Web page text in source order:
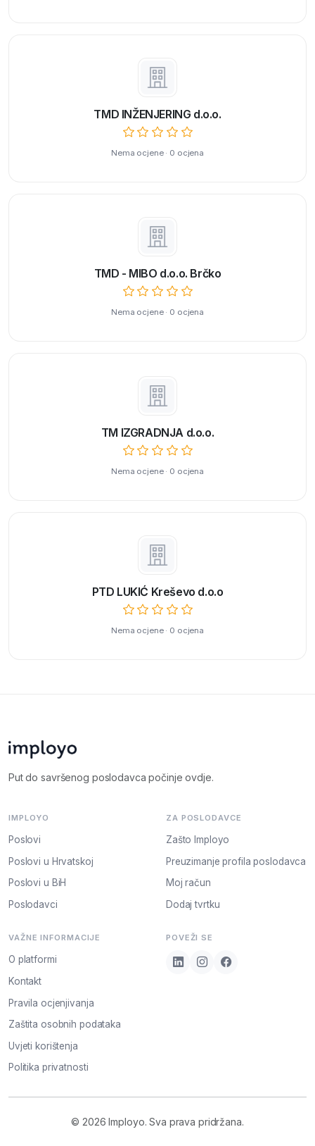
TMD INŽENJERING d.o.o.
Nema ocjene · 0 ocjena
TMD - MIBO d.o.o. Brčko
Nema ocjene · 0 ocjena
TM IZGRADNJA d.o.o.
Nema ocjene · 0 ocjena
PTD LUKIĆ Kreševo d.o.o
Nema ocjene · 0 ocjena
Put do savršenog poslodavca počinje ovdje.
IMPLOYO
Poslovi
Poslovi u Hrvatskoj
Poslovi u BiH
Poslodavci
ZA POSLODAVCE
Zašto Imployo
Preuzimanje profila poslodavca
Moj račun
Dodaj tvrtku
VAŽNE INFORMACIJE
O platformi
Kontakt
Pravila ocjenjivanja
Zaštita osobnih podataka
Uvjeti korištenja
Politika privatnosti
POVEŽI SE
© 2026 Imployo. Sva prava pridržana.